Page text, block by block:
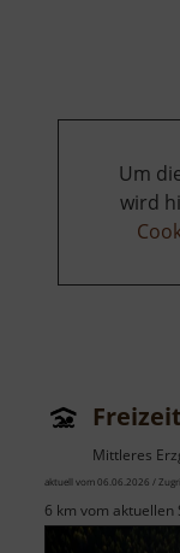
Um
wird
Mittleres
aktuell vom 06.06.2026 /
6 km vom aktuellen